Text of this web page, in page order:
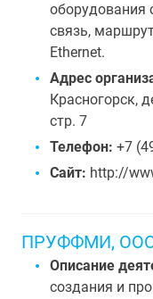
оборудования
связь,
Ethernet.
Адрес
Красногорск,
стр. 7
Телефон: +7
Сайт: http://
ПРУФФМИ,
Описание
создания и